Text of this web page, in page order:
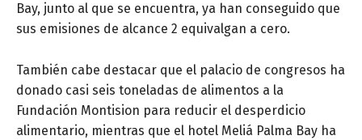
Bay, junto al que se encuentra, ya han conseguido que
sus emisiones de alcance 2 equivalgan a cero.
También cabe destacar que el palacio de congresos ha
donado casi seis toneladas de alimentos a la
Fundación Montision para reducir el desperdicio
alimentario, mientras que el hotel Meliá Palma Bay ha